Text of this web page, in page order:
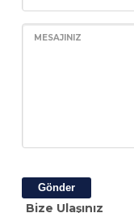
MESAJINIZ
Gönder
Bize Ulaşınız